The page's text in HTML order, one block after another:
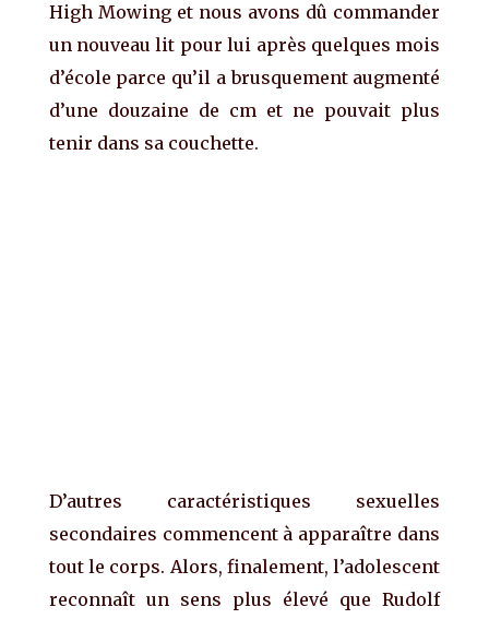
High Mowing et nous avons dû commander
un nouveau lit pour lui après quelques mois
d’école parce qu’il a brusquement augmenté
d’une douzaine de cm et ne pouvait plus
tenir dans sa couchette.
D’autres caractéristiques sexuelles
secondaires commencent à apparaître dans
tout le corps. Alors, finalement, l’adolescent
reconnaît un sens plus élevé que Rudolf